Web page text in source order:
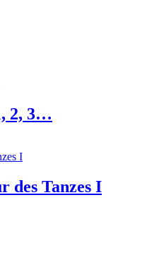
2, 3…
des Tanzes I